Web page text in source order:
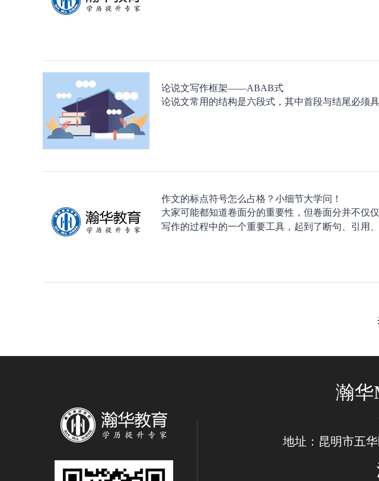
论说文写作框架——ABAB式
论说文常用的结构是六段式，其中首段与结尾必须具
作文的标点符号怎么占格？小细节大学问！
大家可能都知道卷面分的重要性，但卷面分并不仅
写作的过程中的一个重要工具，起到了断句、引用
瀚华
地址：昆明市五